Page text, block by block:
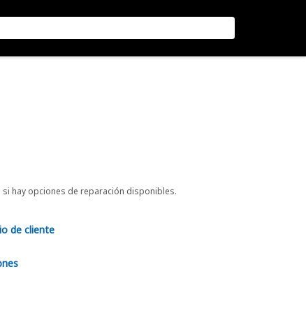
hay opciones de reparación disponibles.
de cliente